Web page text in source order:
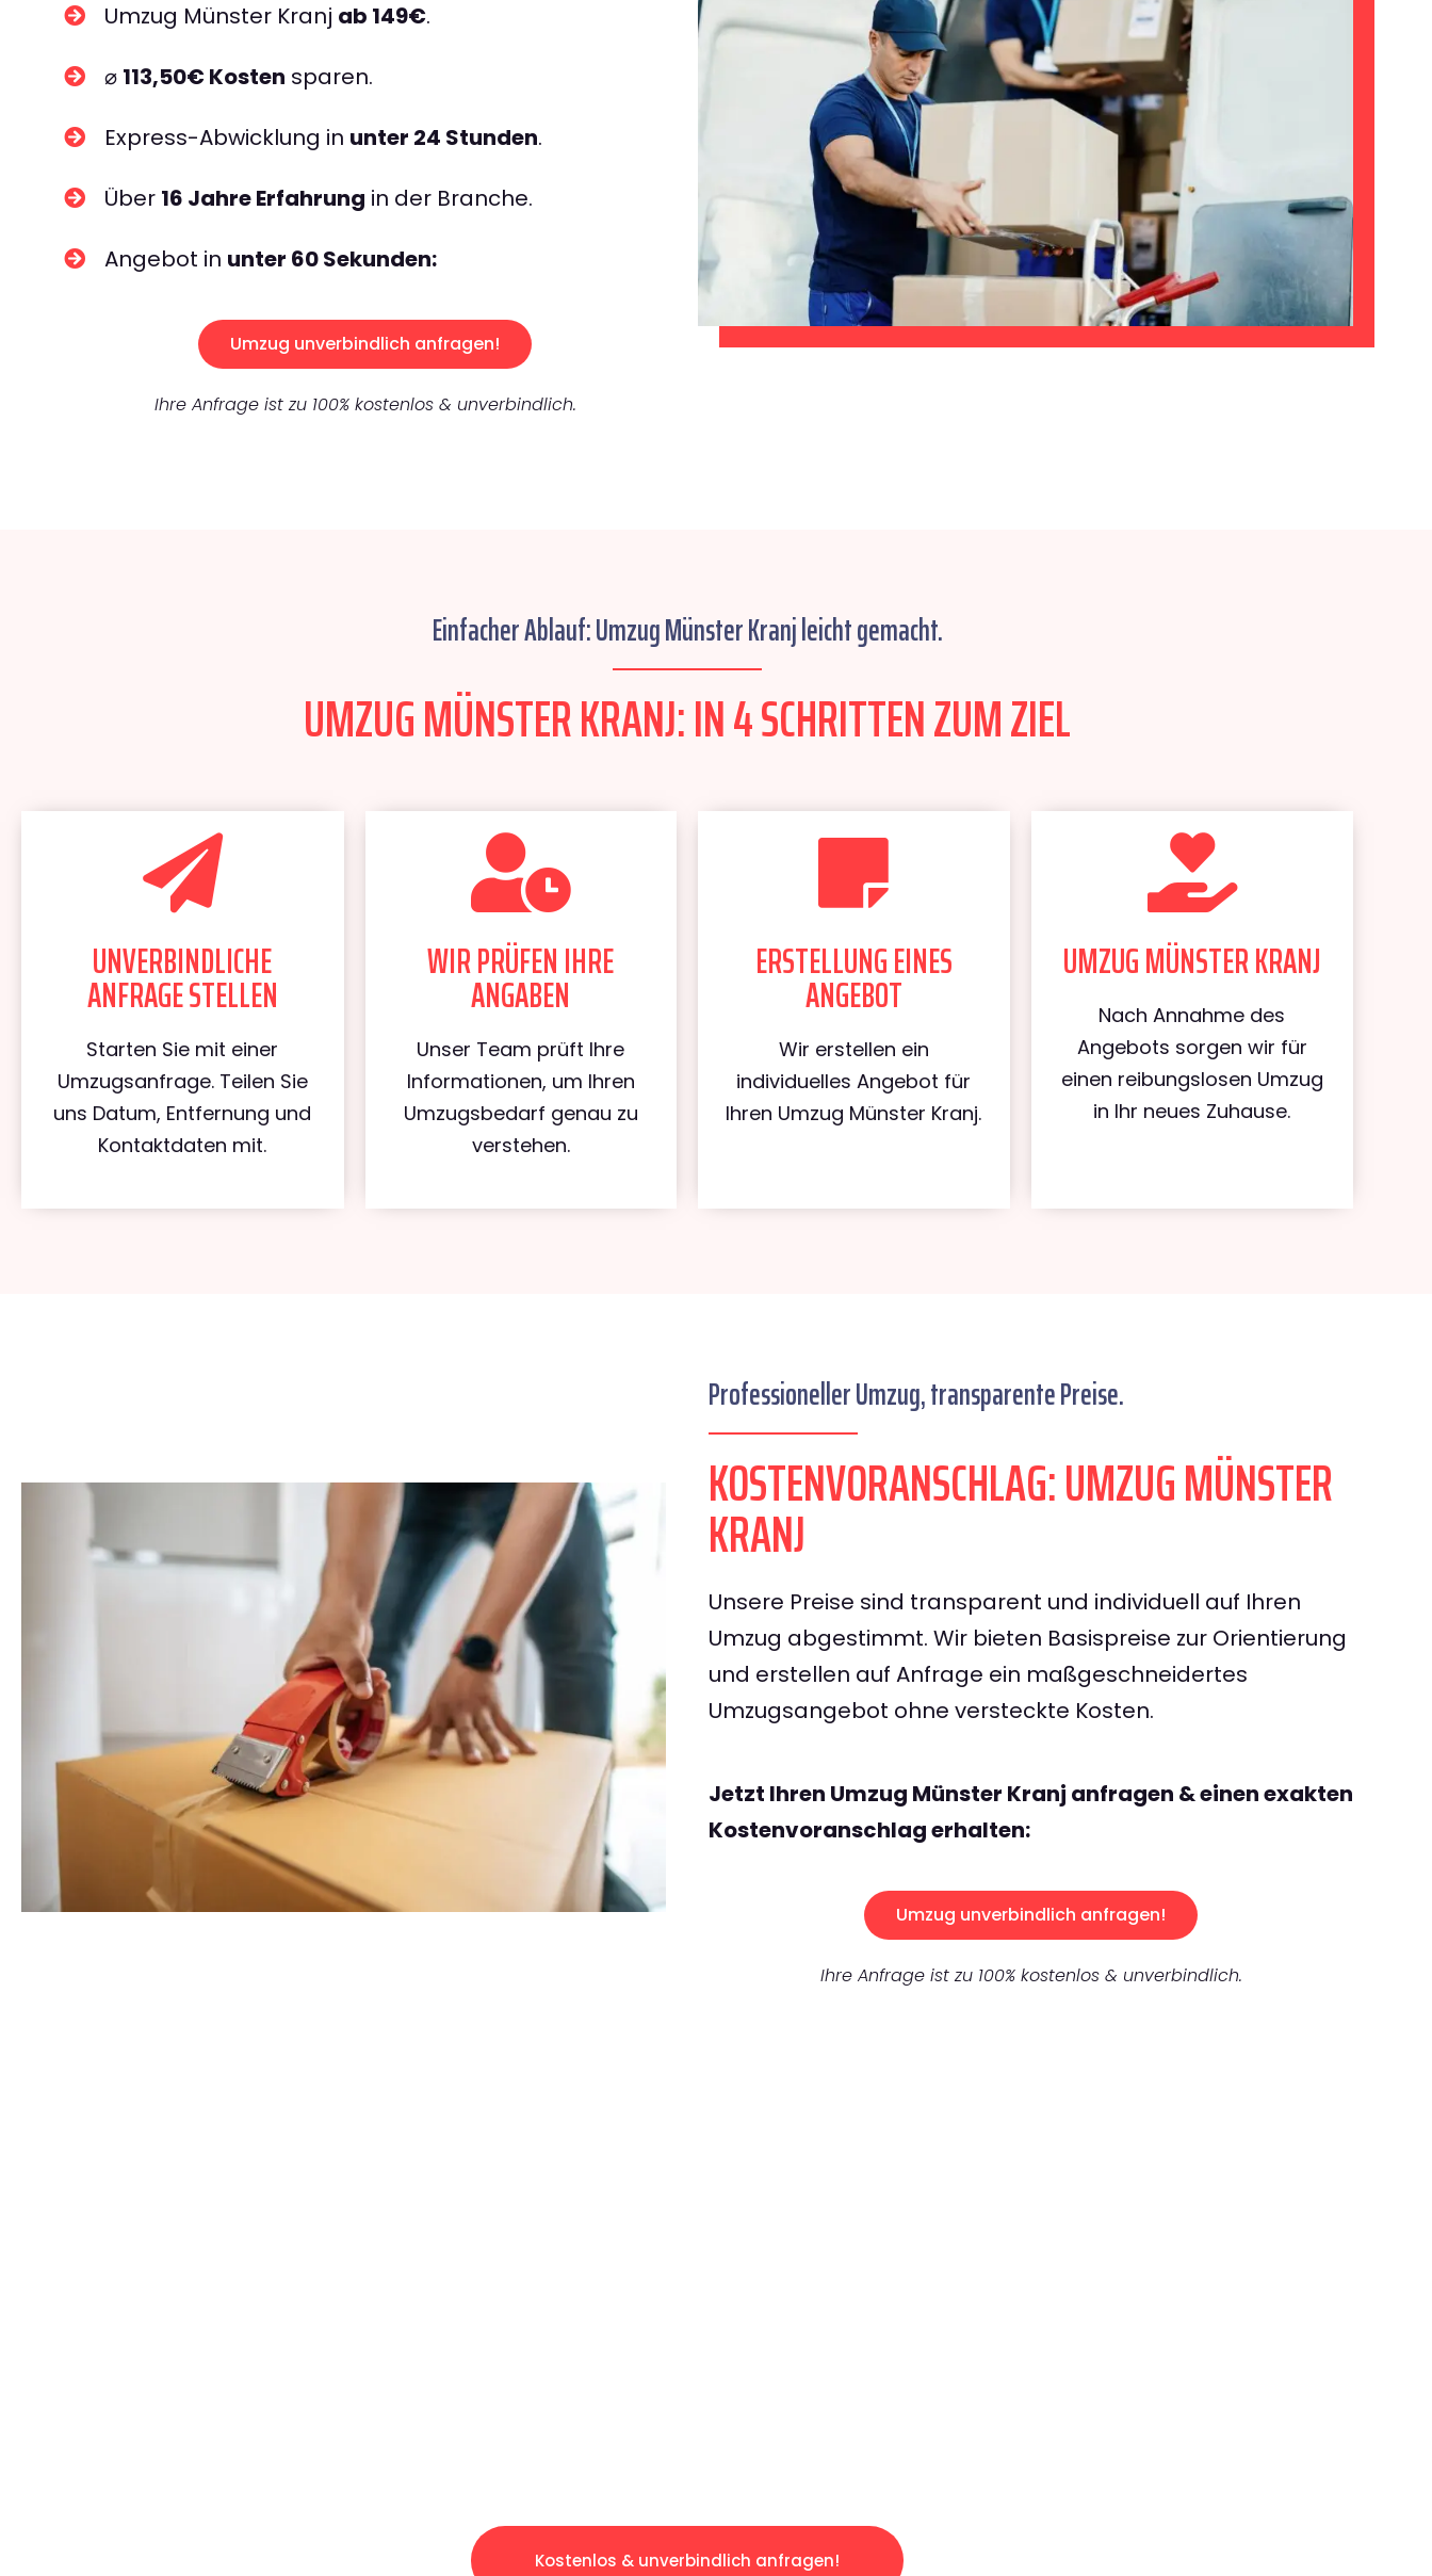
Umzug Münster Kranj ab 149€.
⌀ 113,50€ Kosten sparen.
Express-Abwicklung in unter 24 Stunden.
Über 16 Jahre Erfahrung in der Branche.
Angebot in unter 60 Sekunden:
Umzug unverbindlich anfragen!
Ihre Anfrage ist zu 100% kostenlos & unverbindlich.
Einfacher Ablauf: Umzug Münster Kranj leicht gemacht.
UMZUG MÜNSTER KRANJ: IN 4 SCHRITTEN ZUM ZIEL
UNVERBINDLICHE
ANFRAGE STELLEN
Starten Sie mit einer
Umzugsanfrage. Teilen Sie
uns Datum, Entfernung und
Kontaktdaten mit.
WIR PRÜFEN IHRE
ANGABEN
Unser Team prüft Ihre
Informationen, um Ihren
Umzugsbedarf genau zu
verstehen.
ERSTELLUNG EINES
ANGEBOT
Wir erstellen ein
individuelles Angebot für
Ihren Umzug Münster Kranj.
UMZUG MÜNSTER KRANJ
Nach Annahme des
Angebots sorgen wir für
einen reibungslosen Umzug
in Ihr neues Zuhause.
Professioneller Umzug, transparente Preise.
KOSTENVORANSCHLAG: UMZUG MÜNSTER
KRANJ
Unsere Preise sind transparent und individuell auf Ihren
Umzug abgestimmt. Wir bieten Basispreise zur Orientierung
und erstellen auf Anfrage ein maßgeschneidertes
Umzugsangebot ohne versteckte Kosten.
Jetzt Ihren Umzug Münster Kranj anfragen & einen exakten
Kostenvoranschlag erhalten:
Umzug unverbindlich anfragen!
Ihre Anfrage ist zu 100% kostenlos & unverbindlich.
Kostenlos & unverbindlich anfragen!